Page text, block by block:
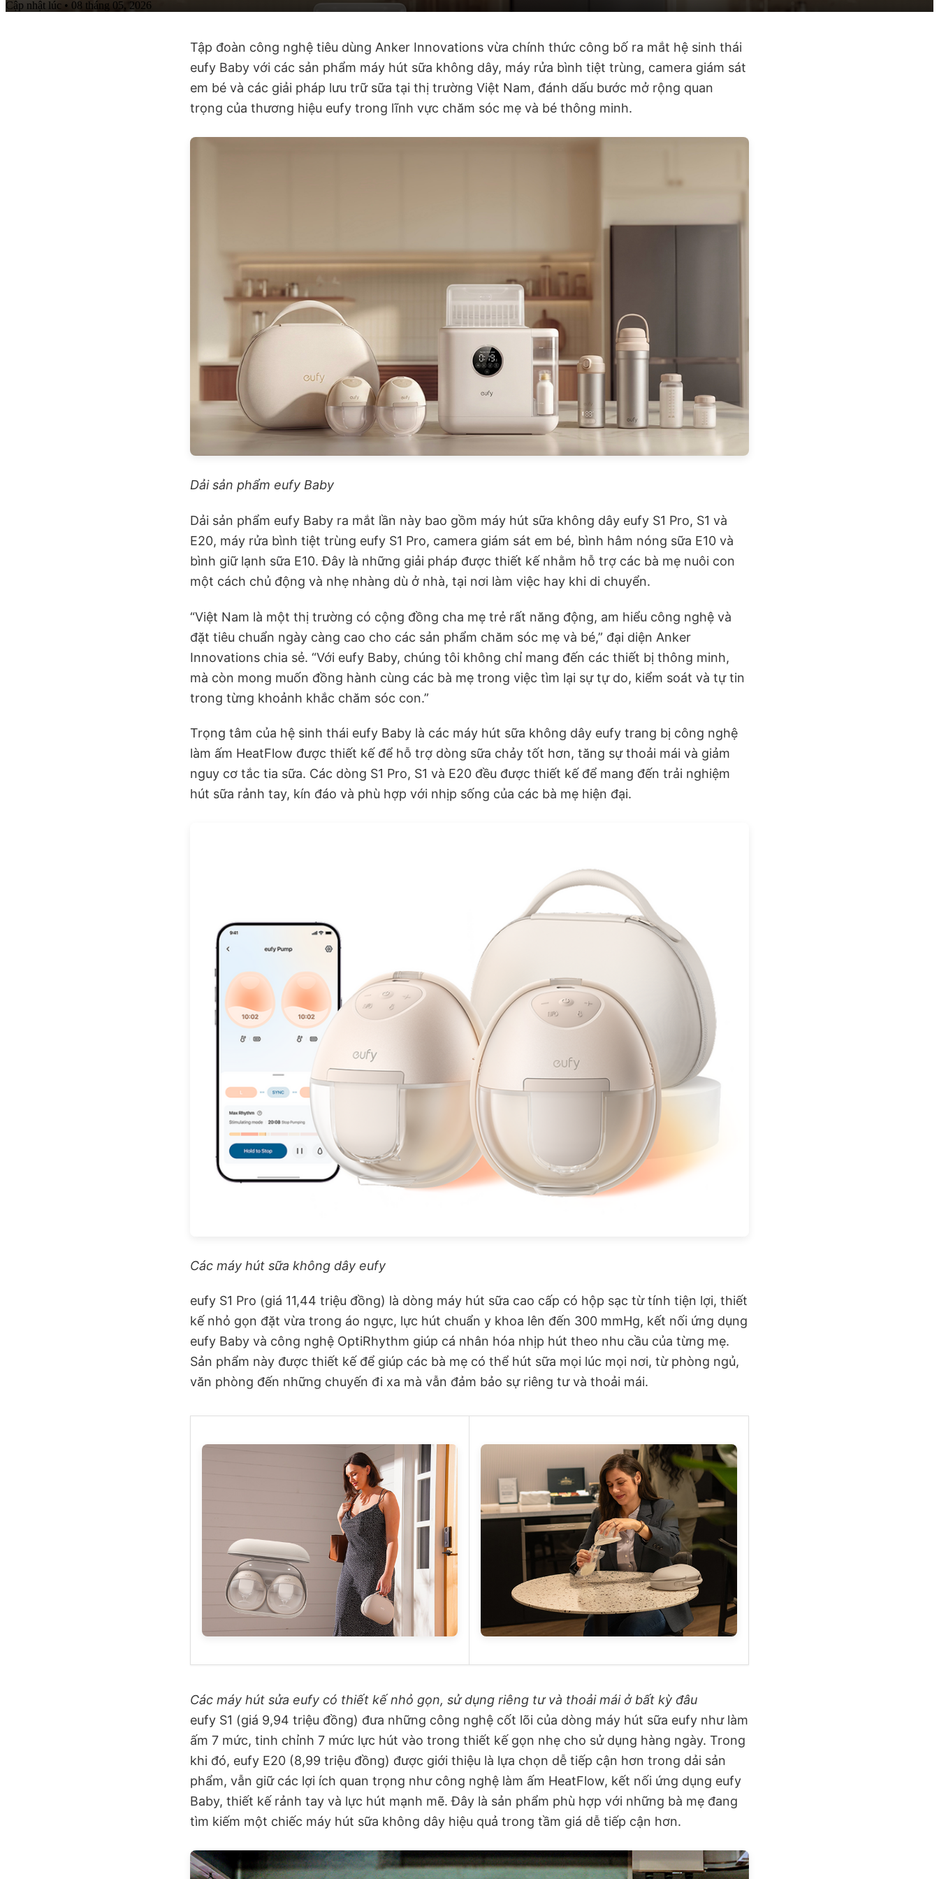
Cập nhật lúc • 08 tháng 05, 2026
Tập đoàn công nghệ tiêu dùng Anker Innovations vừa chính thức công bố ra mắt hệ sinh thái
eufy Baby với các sản phẩm máy hút sữa không dây, máy rửa bình tiệt trùng, camera giám sát
em bé và các giải pháp lưu trữ sữa tại thị trường Việt Nam, đánh dấu bước mở rộng quan
trọng của thương hiệu eufy trong lĩnh vực chăm sóc mẹ và bé thông minh.
Dải sản phẩm eufy Baby
Dải sản phẩm eufy Baby ra mắt lần này bao gồm máy hút sữa không dây eufy S1 Pro, S1 và
E20, máy rửa bình tiệt trùng eufy S1 Pro, camera giám sát em bé, bình hâm nóng sữa E10 và
bình giữ lạnh sữa E10. Đây là những giải pháp được thiết kế nhằm hỗ trợ các bà mẹ nuôi con
một cách chủ động và nhẹ nhàng dù ở nhà, tại nơi làm việc hay khi di chuyển.
“Việt Nam là một thị trường có cộng đồng cha mẹ trẻ rất năng động, am hiểu công nghệ và
đặt tiêu chuẩn ngày càng cao cho các sản phẩm chăm sóc mẹ và bé,” đại diện Anker
Innovations chia sẻ. “Với eufy Baby, chúng tôi không chỉ mang đến các thiết bị thông minh,
mà còn mong muốn đồng hành cùng các bà mẹ trong việc tìm lại sự tự do, kiểm soát và tự tin
trong từng khoảnh khắc chăm sóc con.”
Trọng tâm của hệ sinh thái eufy Baby là các máy hút sữa không dây eufy trang bị công nghệ
làm ấm HeatFlow được thiết kế để hỗ trợ dòng sữa chảy tốt hơn, tăng sự thoải mái và giảm
nguy cơ tắc tia sữa. Các dòng S1 Pro, S1 và E20 đều được thiết kế để mang đến trải nghiệm
hút sữa rảnh tay, kín đáo và phù hợp với nhịp sống của các bà mẹ hiện đại.
Các máy hút sữa không dây eufy
eufy S1 Pro (giá 11,44 triệu đồng) là dòng máy hút sữa cao cấp có hộp sạc từ tính tiện lợi, thiết
kế nhỏ gọn đặt vừa trong áo ngực, lực hút chuẩn y khoa lên đến 300 mmHg, kết nối ứng dụng
eufy Baby và công nghệ OptiRhythm giúp cá nhân hóa nhịp hút theo nhu cầu của từng mẹ.
Sản phẩm này được thiết kế để giúp các bà mẹ có thể hút sữa mọi lúc mọi nơi, từ phòng ngủ,
văn phòng đến những chuyến đi xa mà vẫn đảm bảo sự riêng tư và thoải mái.
Các máy hút sửa eufy có thiết kế nhỏ gọn, sử dụng riêng tư và thoải mái ở bất kỳ đâu
eufy S1 (giá 9,94 triệu đồng) đưa những công nghệ cốt lõi của dòng máy hút sữa eufy như làm
ấm 7 mức, tinh chỉnh 7 mức lực hút vào trong thiết kế gọn nhẹ cho sử dụng hàng ngày. Trong
khi đó, eufy E20 (8,99 triệu đồng) được giới thiệu là lựa chọn dễ tiếp cận hơn trong dải sản
phẩm, vẫn giữ các lợi ích quan trọng như công nghệ làm ấm HeatFlow, kết nối ứng dụng eufy
Baby, thiết kế rảnh tay và lực hút mạnh mẽ. Đây là sản phẩm phù hợp với những bà mẹ đang
tìm kiếm một chiếc máy hút sữa không dây hiệu quả trong tầm giá dễ tiếp cận hơn.